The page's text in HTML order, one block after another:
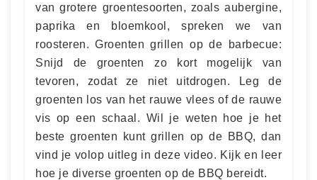
van grotere groentesoorten, zoals aubergine,
paprika en bloemkool, spreken we van
roosteren. Groenten grillen op de barbecue:
Snijd de groenten zo kort mogelijk van
tevoren, zodat ze niet uitdrogen. Leg de
groenten los van het rauwe vlees of de rauwe
vis op een schaal. Wil je weten hoe je het
beste groenten kunt grillen op de BBQ, dan
vind je volop uitleg in deze video. Kijk en leer
hoe je diverse groenten op de BBQ bereidt.